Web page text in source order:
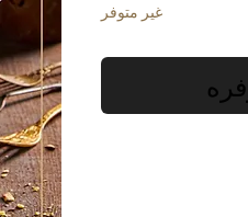
غير متوفر